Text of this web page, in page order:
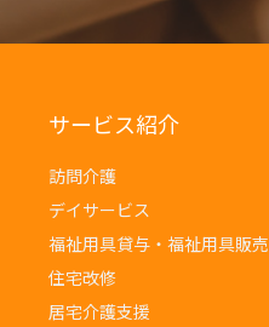
サービス紹介
訪問介護
デイサービス
福祉用具貸与・福祉用具販売
住宅改修
居宅介護支援